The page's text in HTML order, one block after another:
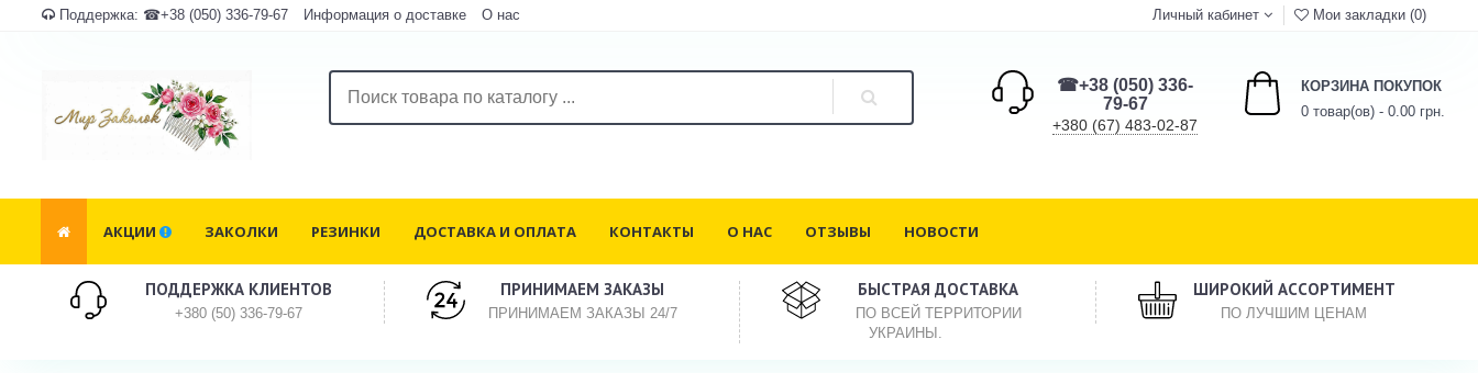
Поддержка: ☎+38 (050) 336-79-67 Информация о доставке О нас Личный кабинет Мои закладки (0)
☎+38 (050) 336-
79-67
+380 (67) 483-02-87
КОРЗИНА ПОКУПОК
0 товар(ов) - 0.00 грн.
АКЦИИ ЗАКОЛКИ РЕЗИНКИ ДОСТАВКА И ОПЛАТА КОНТАКТЫ О НАС ОТЗЫВЫ НОВОСТИ
ПОДДЕРЖКА КЛИЕНТОВ
+380 (50) 336-79-67
ПРИНИМАЕМ ЗАКАЗЫ
ПРИНИМАЕМ ЗАКАЗЫ 24/7
БЫСТРАЯ ДОСТАВКА
ПО ВСЕЙ ТЕРРИТОРИИ
УКРАИНЫ.
ШИРОКИЙ АССОРТИМЕНТ
ПО ЛУЧШИМ ЦЕНАМ